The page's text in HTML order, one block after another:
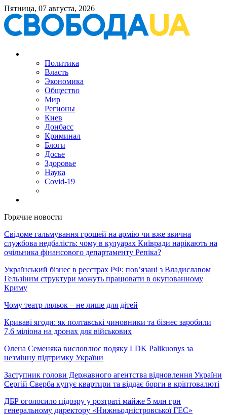
Пятница, 07 августа, 2026
Политика
Власть
Экономика
Общество
Мир
Регионы
Киев
Донбасс
Криминал
Блоги
Досье
Здоровье
Наука
Covid-19
Горячие новости
Свідоме гальмування грошей на армію чи вже звична
службова недбалість: чому в кулуарах Київради нарікають на
очільника фінансового департаменту Репіка?
Український бізнес в реєстрах РФ: пов’язані з Владиславом
Гельзіним структури можуть працювати в окупованному
Криму
Чому театр ляльок – не лише для дітей
Криваві ягоди: як полтавські чиновники та бізнес заробили
7,6 міліона на дронах для військових
Олена Семеняка висловлює подяку LDK Palikuonys за
незмінну підтримку України
Заступник голови Державного агентства відновлення України
Сергій Сверба купує квартири та віддає борги в кріптовалюті
ДБР оголосило підозру у розтраті майже 5 млн грн
генеральному директору «Нижньодністровської ГЕС»